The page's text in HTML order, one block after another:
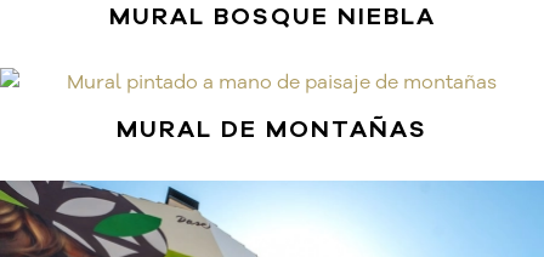
MURAL BOSQUE NIEBLA
MURAL DE MONTAÑAS